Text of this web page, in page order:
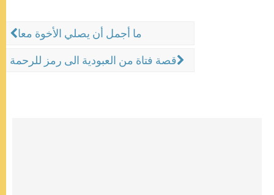
ما أجمل أن يصلي الأخوة معا
قصة فتاة من العبودية الى رمز للرحمة